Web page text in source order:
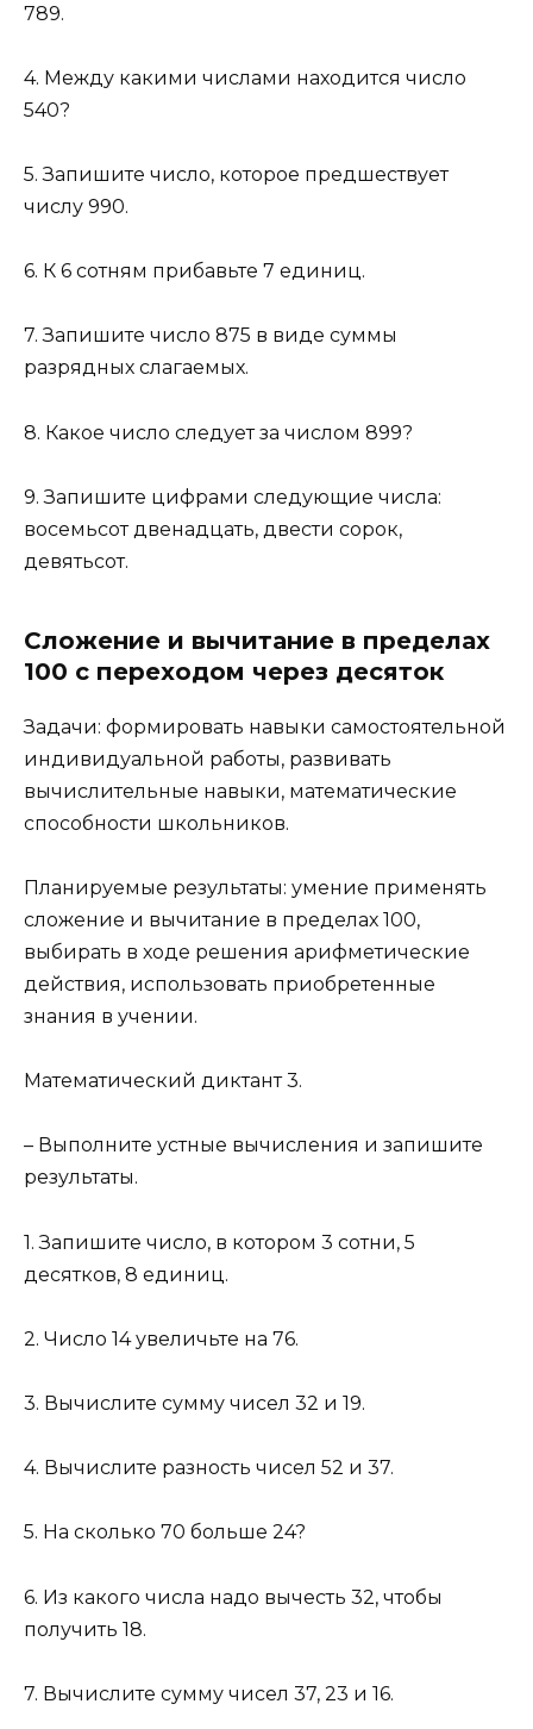
789.
4. Между какими числами находится число
540?
5. Запишите число, которое предшествует
числу 990.
6. К 6 сотням прибавьте 7 единиц.
7. Запишите число 875 в виде суммы
разрядных слагаемых.
8. Какое число следует за числом 899?
9. Запишите цифрами следующие числа:
восемьсот двенадцать, двести сорок,
девятьсот.
Сложение и вычитание в пределах
100 с переходом через десяток
Задачи: формировать навыки самостоятельной
индивидуальной работы, развивать
вычислительные навыки, математические
способности школьников.
Планируемые результаты: умение применять
сложение и вычитание в пределах 100,
выбирать в ходе решения арифметические
действия, использовать приобретенные
знания в учении.
Математический диктант 3.
– Выполните устные вычисления и запишите
результаты.
1. Запишите число, в котором 3 сотни, 5
десятков, 8 единиц.
2. Число 14 увеличьте на 76.
3. Вычислите сумму чисел 32 и 19.
4. Вычислите разность чисел 52 и 37.
5. На сколько 70 больше 24?
6. Из какого числа надо вычесть 32, чтобы
получить 18.
7. Вычислите сумму чисел 37, 23 и 16.